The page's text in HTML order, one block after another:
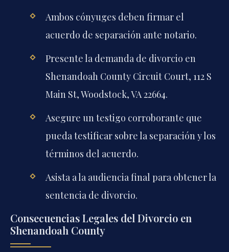
Ambos cónyuges deben firmar el
acuerdo de separación ante notario.
Presente la demanda de divorcio en
Shenandoah County Circuit Court, 112 S
Main St, Woodstock, VA 22664.
Asegure un testigo corroborante que
pueda testificar sobre la separación y los
términos del acuerdo.
Asista a la audiencia final para obtener la
sentencia de divorcio.
Consecuencias Legales del Divorcio en
Shenandoah County